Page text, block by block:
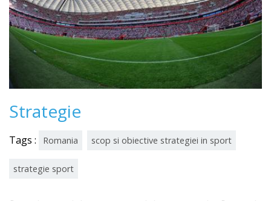
Strategie
Tags : Romania scop si obiective strategiei in sport
strategie sport